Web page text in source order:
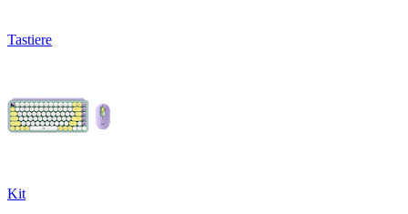
Tastiere
Kit